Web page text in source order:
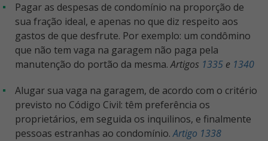
Pagar as despesas de condomínio na proporção de
sua fração ideal, e apenas no que diz respeito aos
gastos de que desfrute. Por exemplo: um condômino
que não tem vaga na garagem não paga pela
manutenção do portão da mesma.Artigos 1335 e 1340
Alugar sua vaga na garagem, de acordo com o critério
previsto no Código Civil: têm preferência os
proprietários, em seguida os inquilinos, e finalmente
pessoas estranhas ao condomínio.Artigo 1338